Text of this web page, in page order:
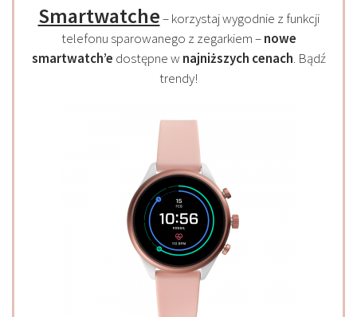
Smartwatche– korzystaj wygodnie z funkcji
telefonu sparowanego z zegarkiem –nowe
smartwatch’e dostępne w najniższych cenach. Bądź
trendy!